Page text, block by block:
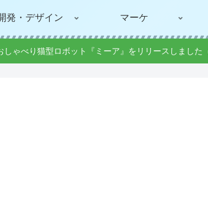
発・デザイン マーケ
しゃべり猫型ロボット『ミーア』をリリースしました